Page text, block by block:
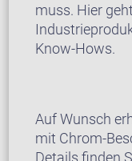
muss. Hier
Know-Hows.
Auf Wunsch
mit Chrom-
Details finden